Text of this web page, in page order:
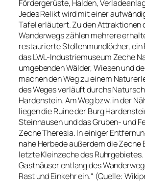
Fördergerüste, Halden,
Jedes Relikt wird mit einer
Tafel erläutert. Zu den Attraktionen
Wanderwegs zählen mehrere
restaurierte Stollenmundlöcher, ein
das LWL-Industriemuseum Zeche
umgebenden Wälder, Wiesen und
machen den Weg zu einem
des Weges verläuft durchs
Hardenstein. Am Weg bzw. in der
liegen die Ruine der Burg
Steinhausen und das Gruben- und
Zeche Theresia. In einiger
nahe Herbede außerdem die Zeche
letzte Kleinzeche des Ruhrgebietes.
Gasthäuser entlang des
Rast und Einkehr ein.“ (Quelle: